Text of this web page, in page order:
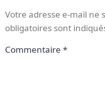
Votre adresse e-mail ne
obligatoires sont
Commentaire *